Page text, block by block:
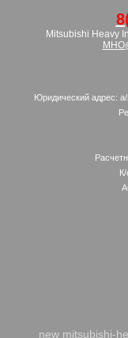
Mitsubishi Heavy
Юридический адрес:
new mitsubishi-